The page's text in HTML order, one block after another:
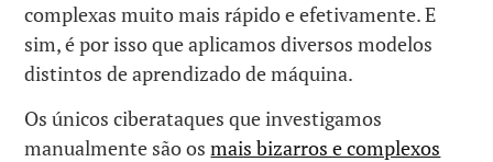
complexas muito mais rápido e efetivamente. E
sim, é por isso que aplicamos diversos modelos
distintos de aprendizado de máquina.
Os únicos ciberataques que investigamos
manualmente são osmais bizarros e complexos